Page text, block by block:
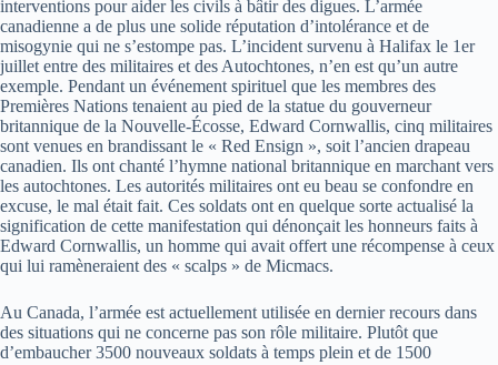
interventions pour aider les civils à bâtir des digues. L’armée
canadienne a de plus une solide réputation d’intolérance et de
misogynie qui ne s’estompe pas. L’incident survenu à Halifax le 1er
juillet entre des militaires et des Autochtones, n’en est qu’un autre
exemple. Pendant un événement spirituel que les membres des
Premières Nations tenaient au pied de la statue du gouverneur
britannique de la Nouvelle-Écosse, Edward Cornwallis, cinq militaires
sont venues en brandissant le « Red Ensign », soit l’ancien drapeau
canadien. Ils ont chanté l’hymne national britannique en marchant vers
les autochtones. Les autorités militaires ont eu beau se confondre en
excuse, le mal était fait. Ces soldats ont en quelque sorte actualisé la
signification de cette manifestation qui dénonçait les honneurs faits à
Edward Cornwallis, un homme qui avait offert une récompense à ceux
qui lui ramèneraient des « scalps » de Micmacs.
Au Canada, l’armée est actuellement utilisée en dernier recours dans
des situations qui ne concerne pas son rôle militaire. Plutôt que
d’embaucher 3500 nouveaux soldats à temps plein et de 1500